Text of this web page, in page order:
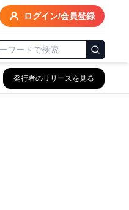
ログイン/会員登録
発行者のリリースを見る